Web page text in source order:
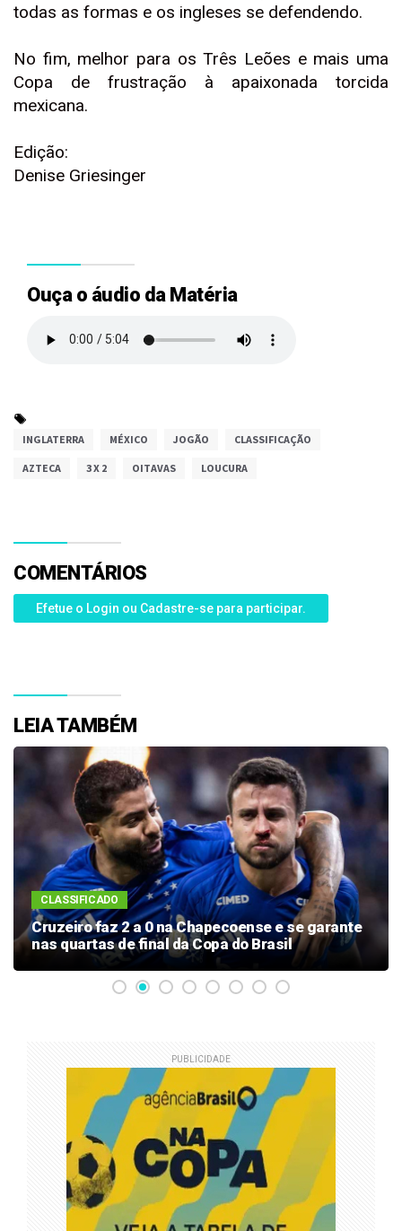
todas as formas e os ingleses se defendendo.
No fim, melhor para os Três Leões e mais uma
Copa de frustração à apaixonada torcida
mexicana.
Edição:
Denise Griesinger
Ouça o áudio da Matéria
INGLATERRA MÉXICO JOGÃO CLASSIFICAÇÃO
AZTECA 3 X 2 OITAVAS LOUCURA
COMENTÁRIOS
Efetue o Login ou Cadastre-se para participar.
LEIA TAMBÉM
CLASSIFICADO
Cruzeiro faz 2 a 0 na Chapecoense e se garante
nas quartas de final da Copa do Brasil
PUBLICIDADE